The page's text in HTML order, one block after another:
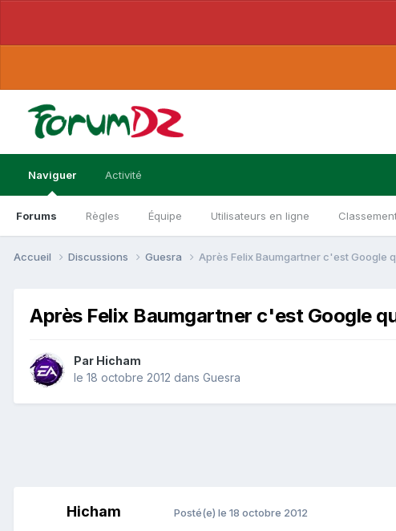
Naviguer
Forums Règles Équipe Utilisateurs en ligne
Activité
Accueil Discussions Guesra Après Felix Baumgartner c'est Google
Après Felix Baumgartner c'est Google
Par Hicham
le 18 octobre 2012 dans Guesra
Hicham Posté(e) le 18 octobre 2012